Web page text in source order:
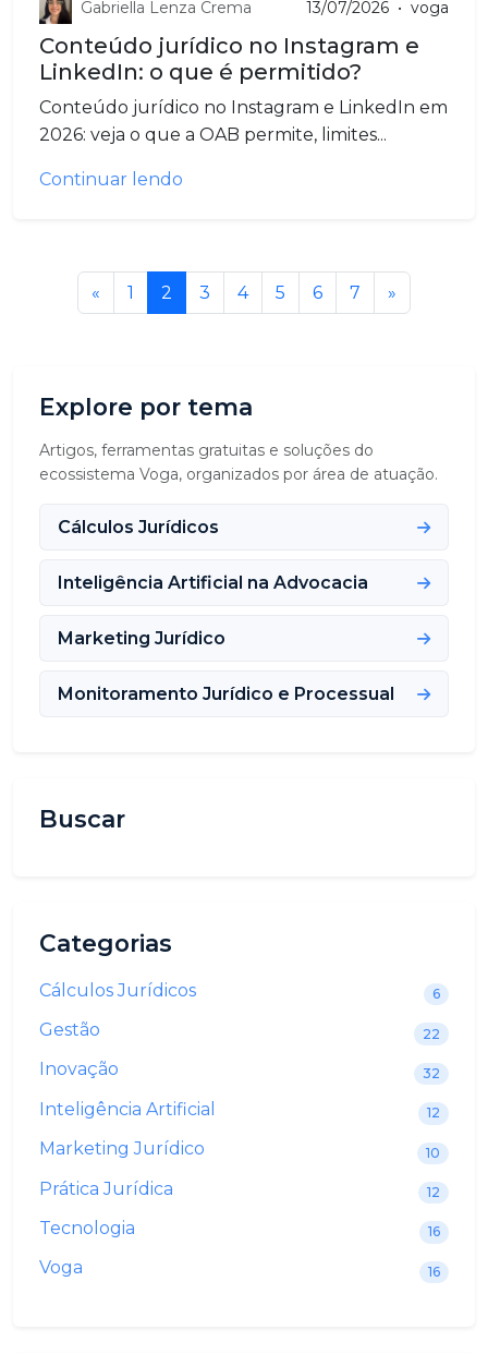
Gabriella Lenza Crema 13/07/2026 • voga
Conteúdo jurídico no Instagram e
LinkedIn: o que é permitido?
Conteúdo jurídico no Instagram e LinkedIn em
2026: veja o que a OAB permite, limites...
Continuar lendo
« 1 2 3 4 5 6 7 »
Explore por tema
Artigos, ferramentas gratuitas e soluções do
ecossistema Voga, organizados por área de atuação.
Cálculos Jurídicos
Inteligência Artificial na Advocacia
Marketing Jurídico
Monitoramento Jurídico e Processual
Buscar
Categorias
Cálculos Jurídicos 6
Gestão 22
Inovação 32
Inteligência Artificial 12
Marketing Jurídico 10
Prática Jurídica 12
Tecnologia 16
Voga 16